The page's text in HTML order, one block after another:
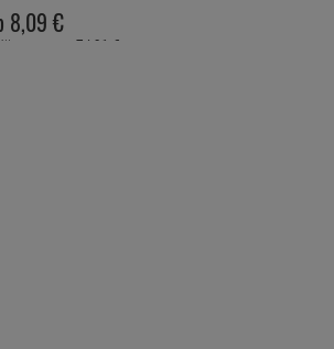
8,09 €
= 74, 91 €